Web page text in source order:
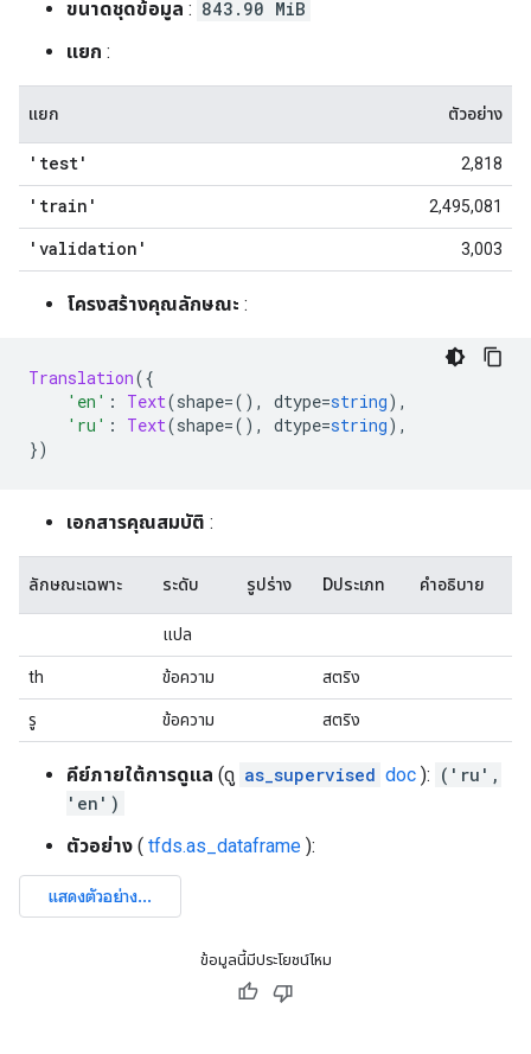
ขนาดชุดข้อมูล : 843.90 MiB
แยก :
แยก ตัวอย่าง
'test' 2,818
'train' 2,495,081
'validation' 3,003
โครงสร้างคุณลักษณะ :
Translation({
'en' : Text(shape=(), dtype=string),
'ru' : Text(shape=(), dtype=string),
})
เอกสารคุณสมบัติ :
ลักษณะเฉพาะ ระดับ รูปร่าง Dประเภท คำอธิบาย
แปล
th ข้อความ สตริง
รู ข้อความ สตริง
คีย์ภายใต้การดูแล (ดู as_supervised doc ): ('ru',
'en')
ตัวอย่าง ( tfds.as_dataframe ):
ข้อมูลนี้มีประโยชน์ไหม